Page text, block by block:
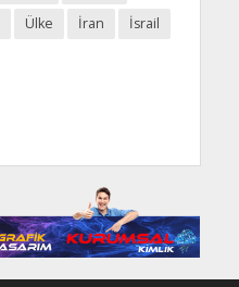
Ülke İran
İsrail